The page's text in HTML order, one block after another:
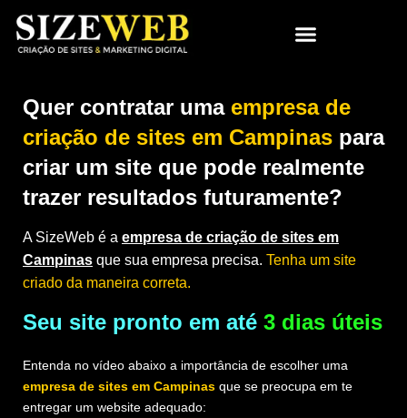
Quer contratar uma empresa de
criação de sites em Campinas para
criar um site que pode realmente
trazer resultados futuramente?
A SizeWeb é a empresa de criação de sites em
Campinas que sua empresa precisa. Tenha um site
criado da maneira correta.
Seu site pronto em até 3 dias úteis
Entenda no vídeo abaixo a importância de escolher uma
empresa de sites em Campinas que se preocupa em te
entregar um website adequado: